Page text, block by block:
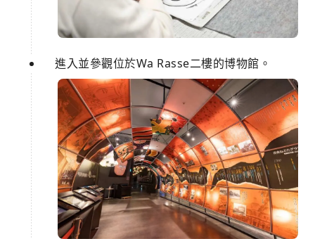
進入並參觀位於Wa Rasse二樓的博物館。